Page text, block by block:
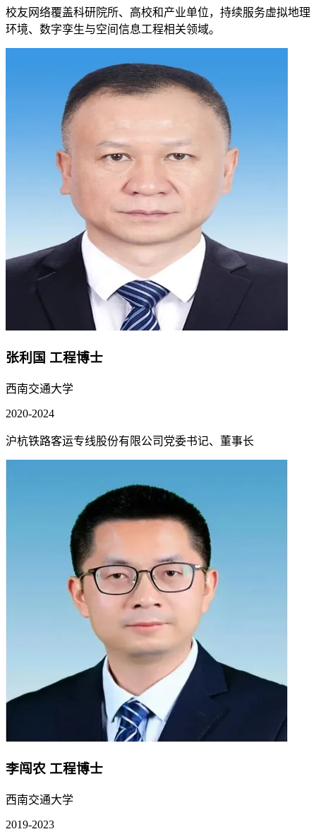
校友网络覆盖科研院所、高校和产业单位，持续服务虚拟地理
环境、数字孪生与空间信息工程相关领域。
张利国 工程博士
西南交通大学
2020-2024
沪杭铁路客运专线股份有限公司党委书记、董事长
李闯农 工程博士
西南交通大学
2019-2023